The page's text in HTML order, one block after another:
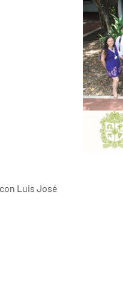
Luis José